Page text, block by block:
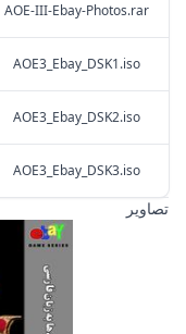
AOE-III-Ebay-Photos.rar
AOE3_Ebay_DSK1.iso
AOE3_Ebay_DSK2.iso
AOE3_Ebay_DSK3.iso
تصاویر